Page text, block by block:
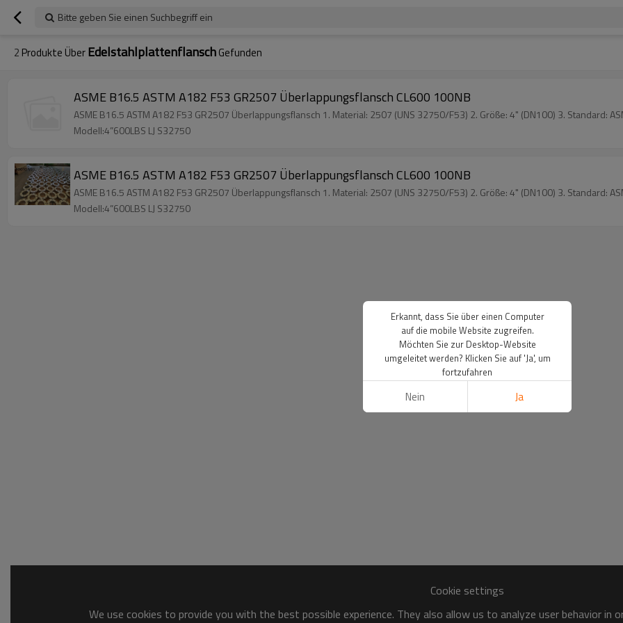
Bitte geben Sie einen Suchbegriff ein
2 Produkte ÜberEdelstahlplattenflanschGefunden
ASME B16.5 ASTM A182 F53 GR2507 Überlappungsflansch CL600 100NB
ASME B16.5 ASTM A182 F53 GR2507 Überlappungsflansch 1. Material: 2507 (UNS 32750/F53) 2. Größe: 4" (DN100) 3. Standard:
Modell:4”600LBS LJ S32750
ASME B16.5 ASTM A182 F53 GR2507 Überlappungsflansch CL600 100NB
ASME B16.5 ASTM A182 F53 GR2507 Überlappungsflansch 1. Material: 2507 (UNS 32750/F53) 2. Größe: 4" (DN100) 3. Standard:
Modell:4”600LBS LJ S32750
Cookie settings
We use cookies to provide you with the best possible experience. They also allow us to analyze user behavior
Erkannt, dass Sie über einen Computer
auf die mobile Website zugreifen.
Möchten Sie zur Desktop-Website
umgeleitet werden? Klicken Sie auf 'Ja', um
fortzufahren
Nein Ja